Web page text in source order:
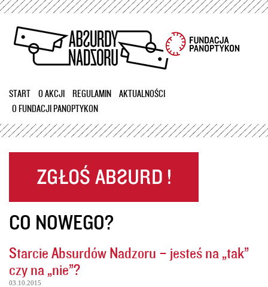
Przejdź
treści
START O AKCJI REGULAMIN
AKTUALNOŚCI
O FUNDACJI PANOPTYKON
CO NOWEGO?
Starcie Absurdów Nadzoru – jesteś na „tak”
czy na „nie”?
03.10.2015